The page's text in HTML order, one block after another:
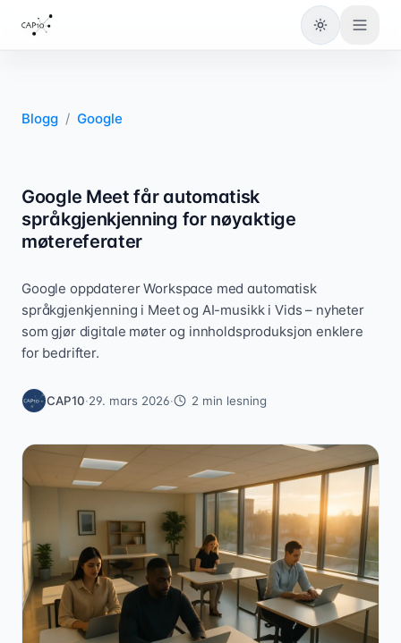
Bytt til lys
Blogg / Google
Google Meet får automatisk
språkgjenkjenning for nøyaktige
møtereferater
Google oppdaterer Workspace med automatisk
språkgjenkjenning i Meet og AI-musikk i Vids – nyheter
som gjør digitale møter og innholdsproduksjon enklere
for bedrifter.
CAP10·29. mars 2026· 2 min lesning